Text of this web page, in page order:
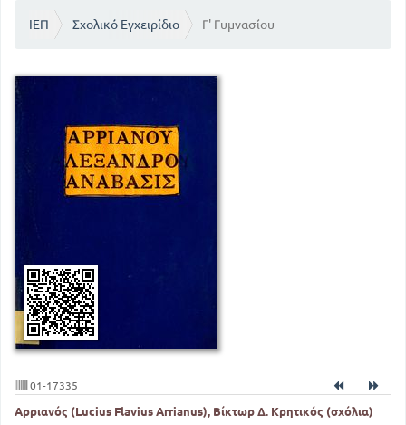
ΙΕΠ Σχολικό Εγχειρίδιο Γ' Γυμνασίου
01-17335
Αρριανός (Lucius Flavius Arrianus), Βίκτωρ Δ. Κρητικός (σχόλια)